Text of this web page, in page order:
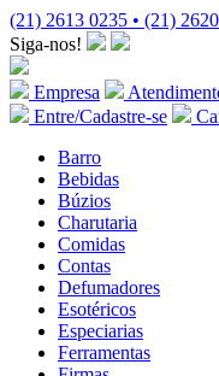
(21) 2613 0235 • (21)
Siga-nos!
Empresa
Entre/Cadastre-se
Barro
Bebidas
Búzios
Charutaria
Comidas
Contas
Defumadores
Esotéricos
Especiarias
Ferramentas